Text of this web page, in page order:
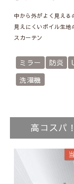
中から外がよく見える
見えにくいボイル生地
スカーテン
ミラー 防炎
洗濯機
高コスパ